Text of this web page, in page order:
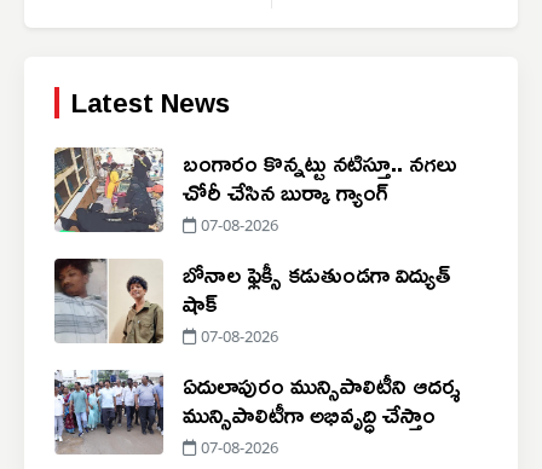
Latest News
బంగారం కొన్నట్టు నటిస్తూ.. నగలు
చోరీ చేసిన బుర్కా గ్యాంగ్
07-08-2026
బోనాల ఫ్లెక్సీ కడుతుండగా విద్యుత్
షాక్
07-08-2026
ఏదులాపురం మున్సిపాలిటీని ఆదర్శ
మున్సిపాలిటీగా అభివృద్ధి చేస్తాం
07-08-2026